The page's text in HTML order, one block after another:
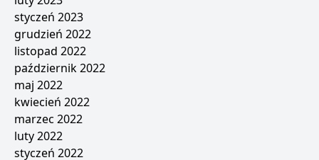
styczeń 2023
grudzień 2022
listopad 2022
październik 2022
maj 2022
kwiecień 2022
marzec 2022
luty 2022
styczeń 2022